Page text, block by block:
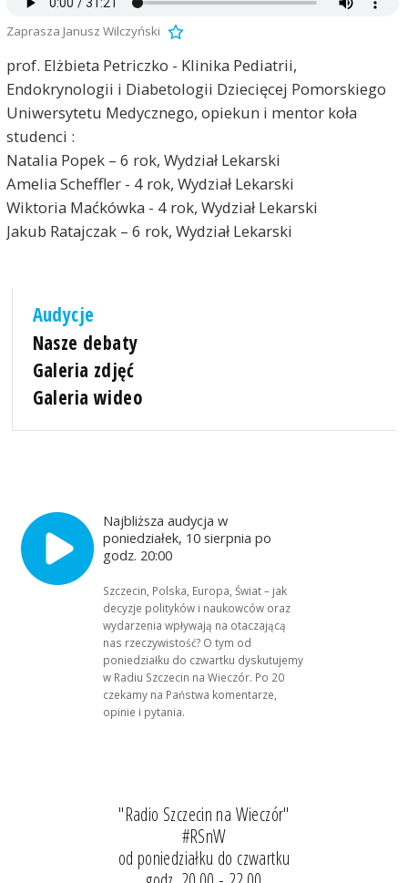
Zaprasza Janusz Wilczyński
prof. Elżbieta Petriczko - Klinika Pediatrii,
Endokrynologii i Diabetologii Dziecięcej Pomorskiego
Uniwersytetu Medycznego, opiekun i mentor koła
studenci :
Natalia Popek – 6 rok, Wydział Lekarski
Amelia Scheffler - 4 rok, Wydział Lekarski
Wiktoria Maćkówka - 4 rok, Wydział Lekarski
Jakub Ratajczak – 6 rok, Wydział Lekarski
Audycje
Nasze debaty
Galeria zdjęć
Galeria wideo
Najbliższa audycja w
poniedziałek, 10 sierpnia po
godz. 20:00
Szczecin, Polska, Europa, Świat – jak
decyzje polityków i naukowców oraz
wydarzenia wpływają na otaczającą
nas rzeczywistość? O tym od
poniedziałku do czwartku dyskutujemy
w Radiu Szczecin na Wieczór. Po 20
czekamy na Państwa komentarze,
opinie i pytania.
"Radio Szczecin na Wieczór"
#RSnW
od poniedziałku do czwartku